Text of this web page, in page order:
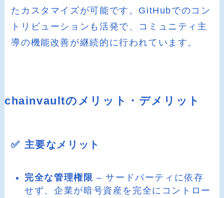
たカスタマイズが可能です。GitHubでのコン
トリビューションも活発で、コミュニティ主
導の機能改善が継続的に行われています。
chainvaultのメリット・デメリット
✅ 主要なメリット
完全な管理権限 – サードパーティに依存
せず、企業が暗号資産を完全にコントロー